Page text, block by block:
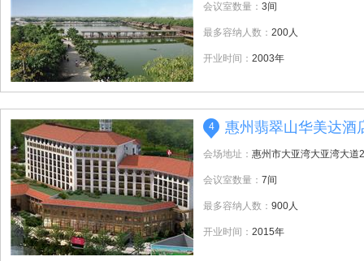
会议室数量： 3间
最多容纳人数： 200人
开业时间： 2003年
4 惠州翡翠山华美达酒
会场地址： 惠州市大亚湾大亚湾大道
会议室数量： 7间
最多容纳人数： 900人
开业时间： 2015年